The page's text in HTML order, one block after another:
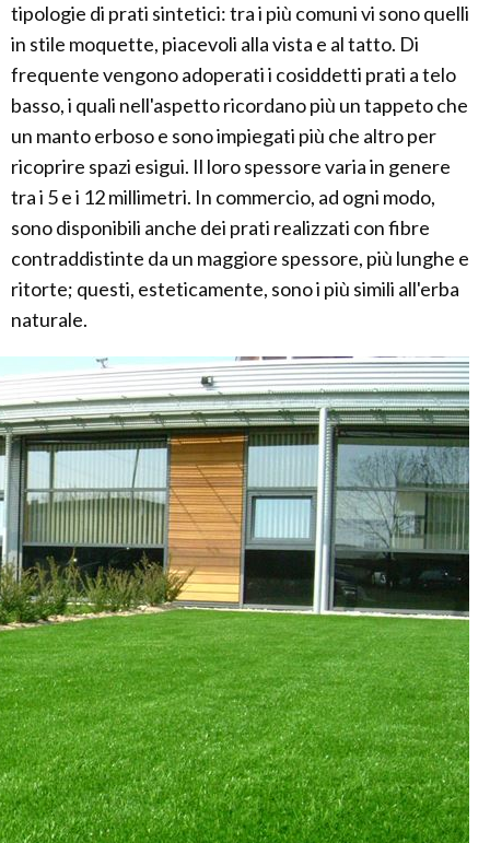
tipologie di prati sintetici: tra i più comuni vi sono quelli
in stile moquette, piacevoli alla vista e al tatto. Di
frequente vengono adoperati i cosiddetti prati a telo
basso, i quali nell'aspetto ricordano più un tappeto che
un manto erboso e sono impiegati più che altro per
ricoprire spazi esigui. Il loro spessore varia in genere
tra i 5 e i 12 millimetri. In commercio, ad ogni modo,
sono disponibili anche dei prati realizzati con fibre
contraddistinte da un maggiore spessore, più lunghe e
ritorte; questi, esteticamente, sono i più simili all'erba
naturale.